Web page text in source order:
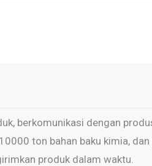
berkomunikasi dengan
ton bahan baku kimia,
produk dalam waktu.